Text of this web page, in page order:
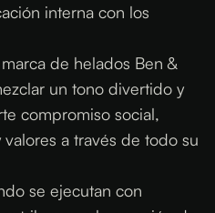
interna con los
de helados Ben &
un tono divertido y
compromiso social,
a través de todo su
se ejecutan con